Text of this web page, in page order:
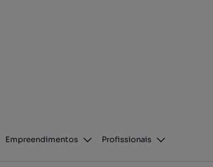
Empreendimentos Profissionais